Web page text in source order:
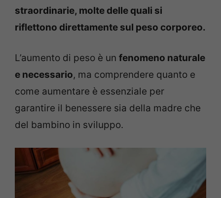
straordinarie, molte delle quali si
riflettono direttamente sul peso corporeo.
L’aumento di peso è un fenomeno naturale
e necessario, ma comprendere quanto e
come aumentare è essenziale per
garantire il benessere sia della madre che
del bambino in sviluppo.